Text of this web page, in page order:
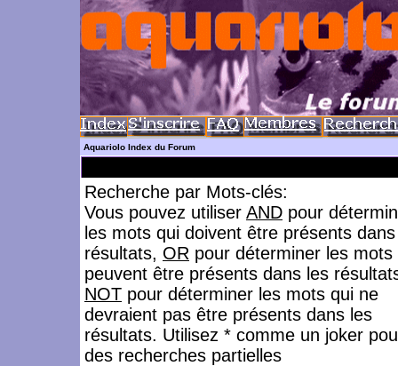
Aquariolo Index du Forum
Recherche par Mots-clés:
Vous pouvez utiliser AND pour
les mots qui doivent être présents
résultats, OR pour déterminer les mots
peuvent être présents dans les
NOT pour déterminer les mots qui ne
devraient pas être présents dans les
résultats. Utilisez * comme un joker
des recherches partielles